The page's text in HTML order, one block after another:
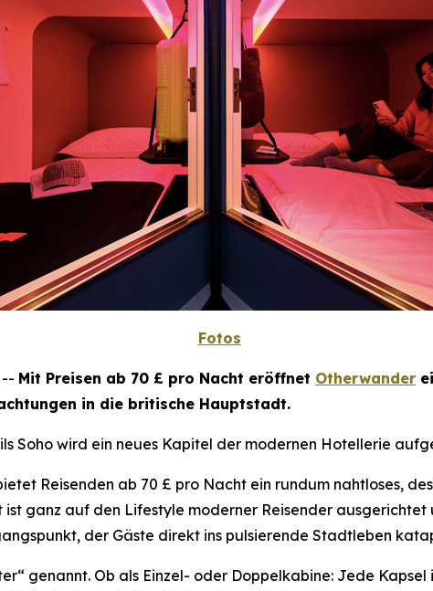
Fotos
-- Mit Preisen ab 70 £ pro Nacht eröffnet Otherwander
in die britische Hauptstadt.
Soho wird ein neues Kapitel der modernen Hotellerie
Reisenden ab 70 £ pro Nacht ein rundum nahtloses,
ganz auf den Lifestyle moderner Reisender
der Gäste direkt ins pulsierende Stadtleben
genannt. Ob als Einzel- oder Doppelkabine: Jede